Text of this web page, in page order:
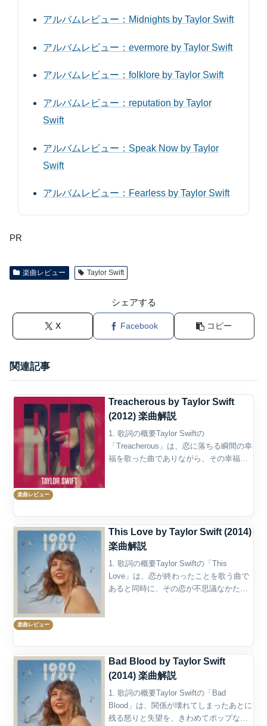
アルバムレビュー：Midnights by Taylor Swift
アルバムレビュー：evermore by Taylor Swift
アルバムレビュー：folklore by Taylor Swift
アルバムレビュー：reputation by Taylor
Swift
アルバムレビュー：Speak Now by Taylor
Swift
アルバムレビュー：Fearless by Taylor Swift
PR
楽曲レビュー Taylor Swift
シェアする
X Facebook コピー
関連記事
楽曲レビュー
Treacherous by Taylor Swift
(2012) 楽曲解説
1. 歌詞の概要Taylor Swiftの
「Treacherous」は、恋に落ちる瞬間の幸
福を歌った曲でありながら、その幸福が
楽曲レビュー
This Love by Taylor Swift (2014)
楽曲解説
1. 歌詞の概要Taylor Swiftの「This
Love」は、恋が終わったことを歌う曲で
あると同時に、その恋が不思議なかたち
Bad Blood by Taylor Swift
(2014) 楽曲解説
1. 歌詞の概要Taylor Swiftの「Bad
Blood」は、関係が壊れてしまったあとに
残る怒りと失望を、きわめてポップな形